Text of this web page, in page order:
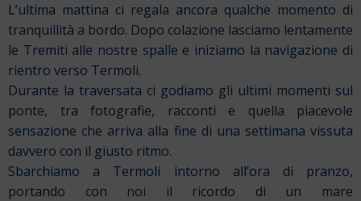
L’ultima mattina ci regala ancora qualche momento di
tranquillità a bordo. Dopo colazione lasciamo lentamente
le Tremiti alle nostre spalle e iniziamo la navigazione di
rientro verso Termoli.
Durante la traversata ci godiamo gli ultimi momenti sul
ponte, tra fotografie, racconti e quella piacevole
sensazione che arriva alla fine di una settimana vissuta
davvero con il giusto ritmo.
Sbarchiamo a Termoli intorno all’ora di pranzo,
portando con noi il ricordo di un mare